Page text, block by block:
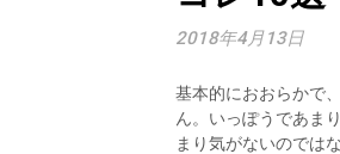
2018年4月13日
基本的におおらかで
ん。いっぽうであま
まり気がないのでは